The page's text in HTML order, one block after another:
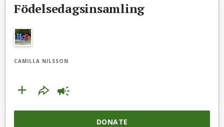
Födelsedagsinsamling
CAMILLA NILSSON
DONATE